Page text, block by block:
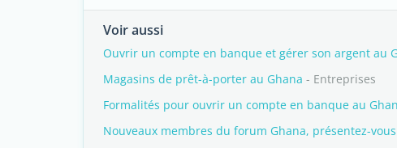
Voir aussi
Ouvrir un compte en banque et gérer son argent au
Magasins de prêt-à-porter au Ghana - Entreprises
Formalités pour ouvrir un compte en banque au
Nouveaux membres du forum Ghana, présentez-